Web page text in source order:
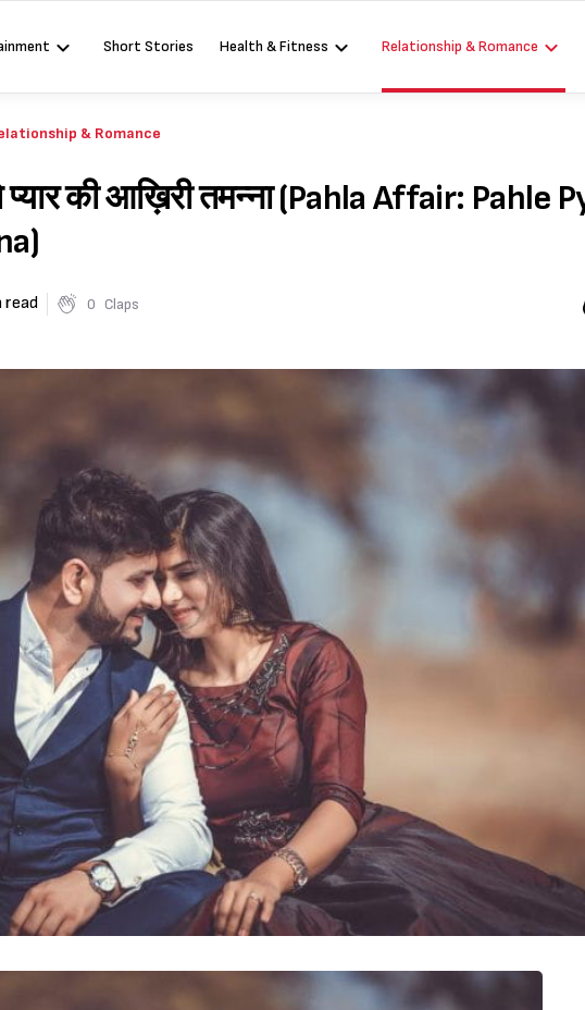
Short Stories Health & Fitness Relationship & Romance
& Romance
की आख़िरी तमन्ना (Pahla Affair: Pahle
read 0 Claps